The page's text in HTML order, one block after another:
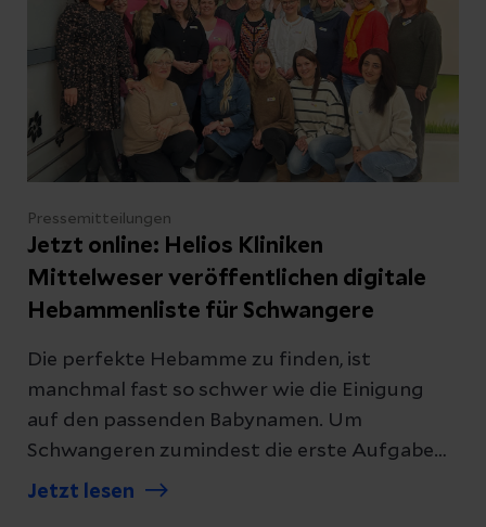
Qualitätsstandards erfüllen. Dass dies in den
Helios Kliniken Mittelweser der Fall ist,
bestätigt die erneute Rezertifizierung als
Regionales TraumaZentrum im
Traumanetzwerk Hannover DGU®.
Pressemitteilungen
Jetzt online: Helios Kliniken
Mittelweser veröffentlichen digitale
Hebammenliste für Schwangere
Die perfekte Hebamme zu finden, ist
manchmal fast so schwer wie die Einigung
auf den passenden Babynamen. Um
Schwangeren zumindest die erste Aufgabe
komplett abzunehmen, haben die Helios
Jetzt lesen